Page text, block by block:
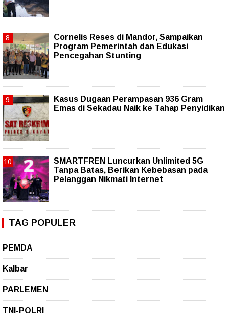
Cornelis Reses di Mandor, Sampaikan
Program Pemerintah dan Edukasi
Pencegahan Stunting
Kasus Dugaan Perampasan 936 Gram
Emas di Sekadau Naik ke Tahap Penyidikan
SMARTFREN Luncurkan Unlimited 5G
Tanpa Batas, Berikan Kebebasan pada
Pelanggan Nikmati Internet
TAG POPULER
PEMDA
Kalbar
PARLEMEN
TNI-POLRI